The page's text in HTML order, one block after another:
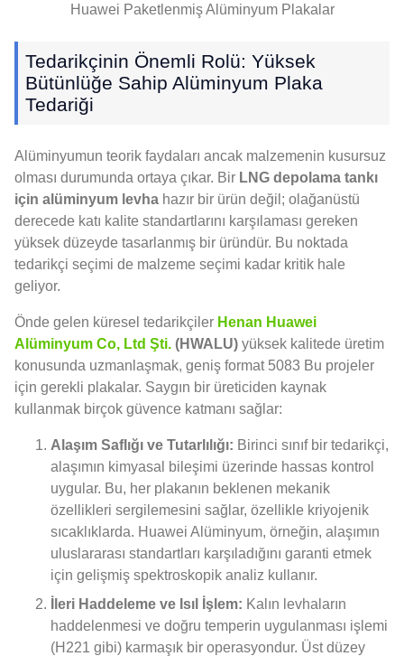
Huawei Paketlenmiş Alüminyum Plakalar
Tedarikçinin Önemli Rolü: Yüksek
Bütünlüğe Sahip Alüminyum Plaka
Tedariği
Alüminyumun teorik faydaları ancak malzemenin kusursuz
olması durumunda ortaya çıkar. Bir LNG depolama tankı
için alüminyum levha hazır bir ürün değil; olağanüstü
derecede katı kalite standartlarını karşılaması gereken
yüksek düzeyde tasarlanmış bir üründür. Bu noktada
tedarikçi seçimi de malzeme seçimi kadar kritik hale
geliyor.
Önde gelen küresel tedarikçiler Henan Huawei
Alüminyum Co, Ltd Şti. (HWALU) yüksek kalitede üretim
konusunda uzmanlaşmak, geniş format 5083 Bu projeler
için gerekli plakalar. Saygın bir üreticiden kaynak
kullanmak birçok güvence katmanı sağlar:
Alaşım Saflığı ve Tutarlılığı: Birinci sınıf bir tedarikçi,
alaşımın kimyasal bileşimi üzerinde hassas kontrol
uygular. Bu, her plakanın beklenen mekanik
özellikleri sergilemesini sağlar, özellikle kriyojenik
sıcaklıklarda. Huawei Alüminyum, örneğin, alaşımın
uluslararası standartları karşıladığını garanti etmek
için gelişmiş spektroskopik analiz kullanır.
İleri Haddeleme ve Isıl İşlem: Kalın levhaların
haddelenmesi ve doğru temperin uygulanması işlemi
(H221 gibi) karmaşık bir operasyondur. Üst düzey